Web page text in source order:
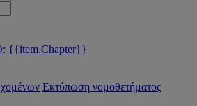
Εκτύπωση νομοθετήματος